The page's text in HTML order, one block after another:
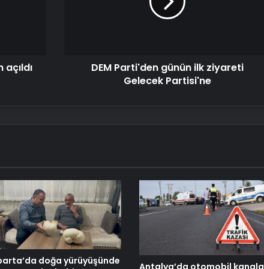
DEM Parti'den günün ilk ziyareti
Gelecek Partisi'ne
doğa yürüyüşünde